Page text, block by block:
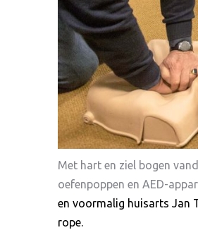
Met hart en ziel bogen
oefenpoppen en AED-
en voormalig huisarts Jan
rope.